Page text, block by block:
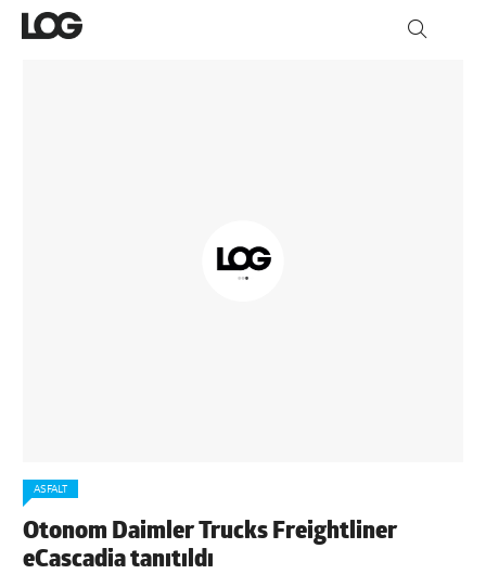
ASFALT
Otonom Daimler Trucks Freightliner
eCascadia tanıtıldı